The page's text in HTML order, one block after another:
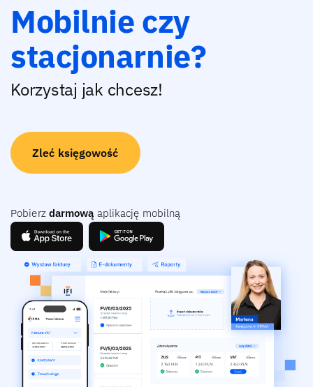
Mobilnie czy
stacjonarnie?
Korzystaj jak chcesz!
Zleć księgowość
Pobierz darmową aplikację mobilną